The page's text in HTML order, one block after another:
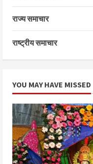
राज्य समाचार
राष्ट्रीय समाचार
YOU MAY HAVE MISSED